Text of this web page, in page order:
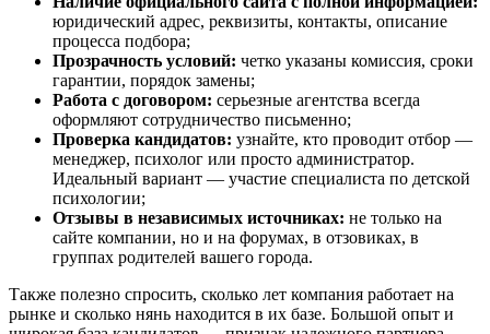
юридический адрес, реквизиты, контакты, описание
процесса подбора;
Прозрачность условий: четко указаны комиссия, сроки
гарантии, порядок замены;
Работа с договором: серьезные агентства всегда
оформляют сотрудничество письменно;
Проверка кандидатов: узнайте, кто проводит отбор —
менеджер, психолог или просто администратор.
Идеальный вариант — участие специалиста по детской
психологии;
Отзывы в независимых источниках: не только на
сайте компании, но и на форумах, в отзовиках, в
группах родителей вашего города.
Также полезно спросить, сколько лет компания работает на
рынке и сколько нянь находится в их базе. Большой опыт и